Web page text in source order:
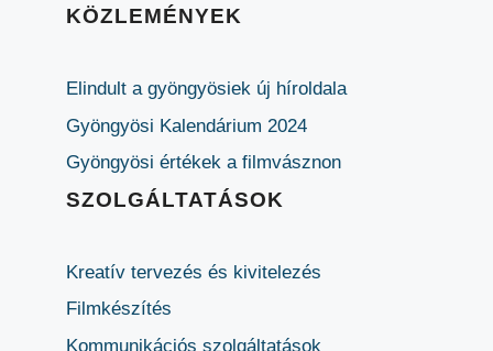
KÖZLEMÉNYEK
Elindult a gyöngyösiek új híroldala
Gyöngyösi Kalendárium 2024
Gyöngyösi értékek a filmvásznon
SZOLGÁLTATÁSOK
Kreatív tervezés és kivitelezés
Filmkészítés
Kommunikációs szolgáltatások